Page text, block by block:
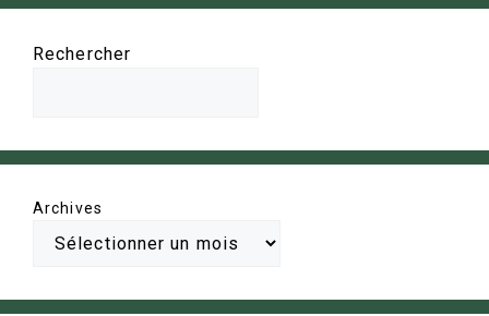
Rechercher
Archives